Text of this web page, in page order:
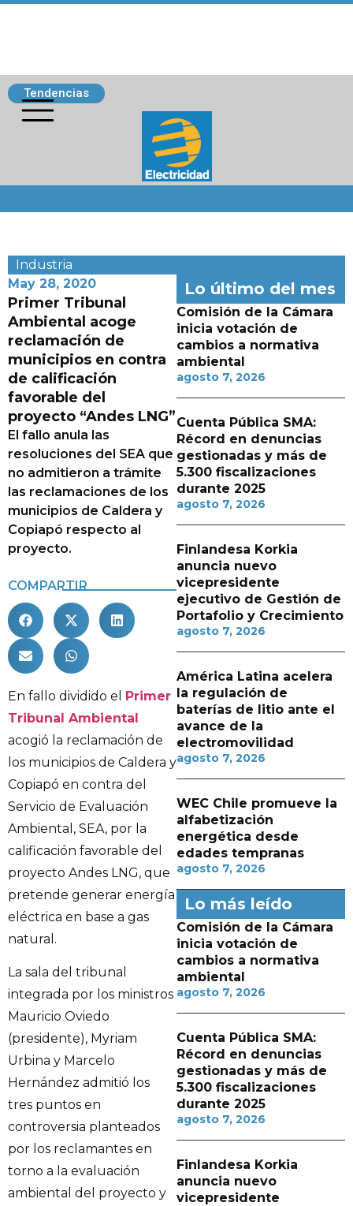
Tendencias
Industria
May 28, 2020
Primer Tribunal
Ambiental acoge
reclamación de
municipios en contra
de calificación
favorable del
proyecto “Andes LNG”
El fallo anula las
resoluciones del SEA que
no admitieron a trámite
las reclamaciones de los
municipios de Caldera y
Copiapó respecto al
proyecto.
COMPARTIR
En fallo dividido el Primer
Tribunal Ambiental
acogió la reclamación de
los municipios de Caldera y
Copiapó en contra del
Servicio de Evaluación
Ambiental, SEA, por la
calificación favorable del
proyecto Andes LNG, que
pretende generar energía
eléctrica en base a gas
natural.
La sala del tribunal
integrada por los ministros
Mauricio Oviedo
(presidente), Myriam
Urbina y Marcelo
Hernández admitió los
tres puntos en
controversia planteados
por los reclamantes en
torno a la evaluación
ambiental del proyecto y
Lo último del mes
Comisión de la Cámara
inicia votación de
cambios a normativa
ambiental
agosto 7, 2026
Cuenta Pública SMA:
Récord en denuncias
gestionadas y más de
5.300 fiscalizaciones
durante 2025
agosto 7, 2026
Finlandesa Korkia
anuncia nuevo
vicepresidente
ejecutivo de Gestión de
Portafolio y Crecimiento
agosto 7, 2026
América Latina acelera
la regulación de
baterías de litio ante el
avance de la
electromovilidad
agosto 7, 2026
WEC Chile promueve la
alfabetización
energética desde
edades tempranas
agosto 7, 2026
Lo más leído
Comisión de la Cámara
inicia votación de
cambios a normativa
ambiental
agosto 7, 2026
Cuenta Pública SMA:
Récord en denuncias
gestionadas y más de
5.300 fiscalizaciones
durante 2025
agosto 7, 2026
Finlandesa Korkia
anuncia nuevo
vicepresidente